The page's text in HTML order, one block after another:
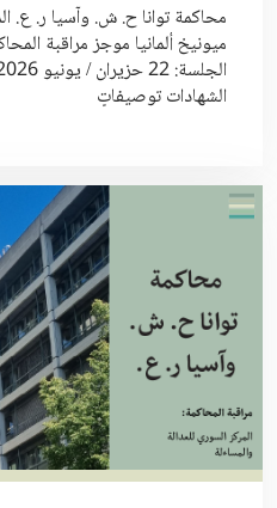
محاكمة توانا ح. ش. وآسيا ر. ع.
ميونيخ ألمانيا موجز مراقبة
الشهادات توصيفاتٍ